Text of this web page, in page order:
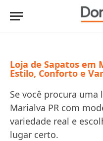
Loja de Sapatos em
Estilo, Conforto e
Se você procura uma
Marialva PR com
variedade real e
lugar certo.